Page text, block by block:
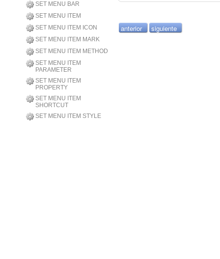
SET MENU BAR
SET MENU ITEM
SET MENU ITEM ICON
SET MENU ITEM MARK
SET MENU ITEM METHOD
SET MENU ITEM
PARAMETER
SET MENU ITEM
PROPERTY
SET MENU ITEM
SHORTCUT
SET MENU ITEM STYLE
anterior siguiente